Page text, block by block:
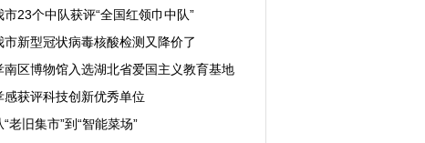
市23个中队获评“全国红领巾中队”
市新型冠状病毒核酸检测又降价了
南区博物馆入选湖北省爱国主义教育基地
感获评科技创新优秀单位
“老旧集市”到“智能菜场”